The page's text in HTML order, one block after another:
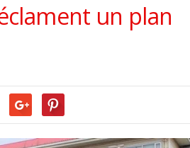
un plan